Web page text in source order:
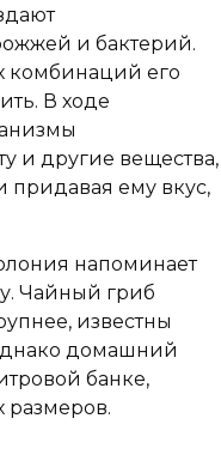
и бактерий.
комбинаций его
В ходе
и другие вещества,
придавая ему вкус,
напоминает
Чайный гриб
известны
домашний
банке,
размеров.